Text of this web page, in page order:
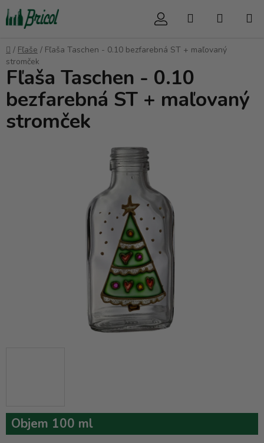
Prejsť
na
obsah
Hľadať
Domov
/ Fľaše / Fľaša Taschen - 0.10 bezfarebná ST + maľovaný
stromček
Objem 100 ml
Fľaša Taschen - 0.10
bezfarebná ST + maľovaný
stromček